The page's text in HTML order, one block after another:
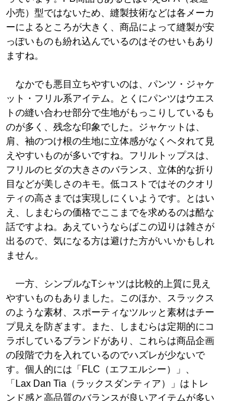
小売）型ではないため、縫製技術などは各メーカ
ーによるところが大きく、商品によって縫製が安
っぽいものも紛れ込んでいるのはそのせいもあり
ますね。
なかでも悪目立ちやすいのは、パンツ・ジャケ
ット・フリル系アイテム。とくにパンツはウエス
トの縫い合わせ部分で生地がもっこりしているも
のが多く、残念な印象でした。ジャケットは、
肩、袖のつけ根の生地に立体感がなくヘタれて見
えやすいものが多いですね。フリルトップスは、
フリルのヒダの大きさのバランス、立体的な折り
目などが美しさのキモ。低コストではそのクオリ
ティの高さまでは実現しにくいようです。とはい
え、しまむらの価格でここまでを求めるのは酷な
話ですよね。あえていうならばこの辺りは雑さが
出るので、気になる方は避けた方がいいかもしれ
ません。
一方、シンプルなTシャツは比較的上質に見え
やすいものもありました。このほか、スラックス
のような素材、スポーティなツルッと素材はチー
プ見えを防ぎます。また、しまむらは定期的にコ
ラボしているブランドがあり、これらは商品企画
の段階で力を入れているのでハズレが少ないで
す。個人的には「FLC（エフエルシー）」、
「Lax Dan Tia（ラックスダンティア）」はトレ
ンド感と高品質のバランスが良いアイテムが多い